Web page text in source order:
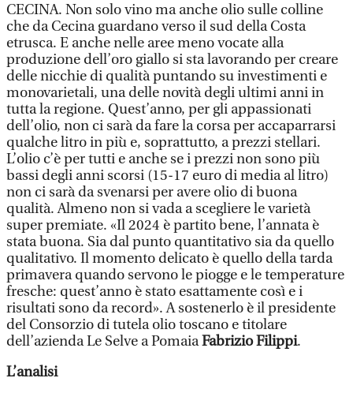
CECINA. Non solo vino ma anche olio sulle colline
che da Cecina guardano verso il sud della Costa
etrusca. E anche nelle aree meno vocate alla
produzione dell’oro giallo si sta lavorando per creare
delle nicchie di qualità puntando su investimenti e
monovarietali, una delle novità degli ultimi anni in
tutta la regione. Quest’anno, per gli appassionati
dell’olio, non ci sarà da fare la corsa per accaparrarsi
qualche litro in più e, soprattutto, a prezzi stellari.
L’olio c’è per tutti e anche se i prezzi non sono più
bassi degli anni scorsi (15-17 euro di media al litro)
non ci sarà da svenarsi per avere olio di buona
qualità. Almeno non si vada a scegliere le varietà
super premiate. «Il 2024 è partito bene, l’annata è
stata buona. Sia dal punto quantitativo sia da quello
qualitativo. Il momento delicato è quello della tarda
primavera quando servono le piogge e le temperature
fresche: quest’anno è stato esattamente così e i
risultati sono da record». A sostenerlo è il presidente
del Consorzio di tutela olio toscano e titolare
dell’azienda Le Selve a PomaiaFabrizio Filippi.
L’analisi